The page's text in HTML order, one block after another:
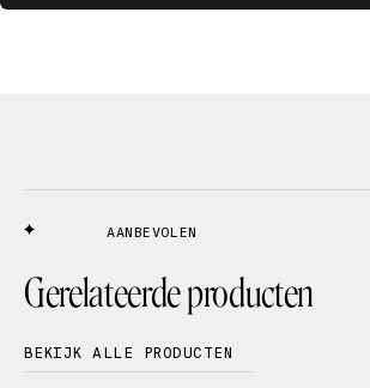
AANBEVOLEN
Gerelateerde producten
BEKIJK ALLE PRODUCTEN